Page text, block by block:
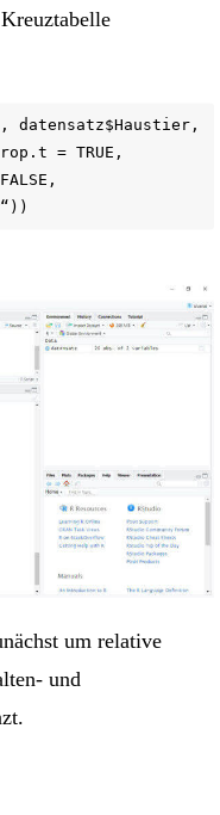
datensatz$Haustier,
= TRUE,
um relative
und